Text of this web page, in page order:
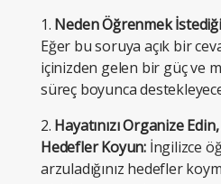
1. Neden Öğrenmek
Eğer bu soruya açık bir
içinizden gelen bir güç ve
süreç boyunca
2. Hayatınızı Organize
Hedefler Koyun: İngilizce
arzuladığınız hedefler